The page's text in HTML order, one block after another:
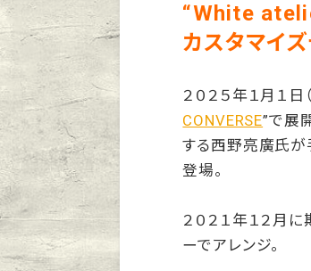
“White
カスタマイ
２０２５年１月１
CONVERSE”で展
する西野亮廣氏が
登場。
２０２１年１２月
ーでアレンジ。